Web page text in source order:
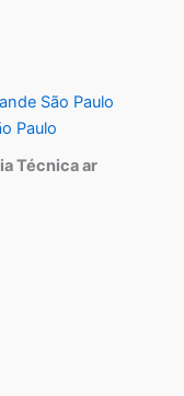
São Paulo
Paulo
Técnica ar